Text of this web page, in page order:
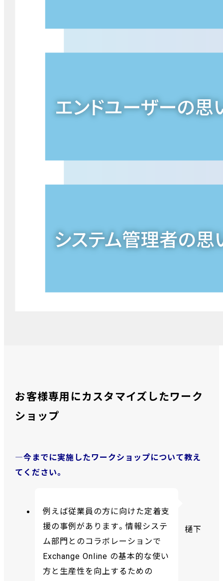
お客様専用にカスタマイズしたワーク
ショップ
―今までに実施したワークショップについて教え
てください。
樋下
例えば従業員の方に向けた定着支
援の事例があります。情報システ
ム部門とのコラボレーションで
Exchange Online の基本的な使い
方と生産性を向上するための